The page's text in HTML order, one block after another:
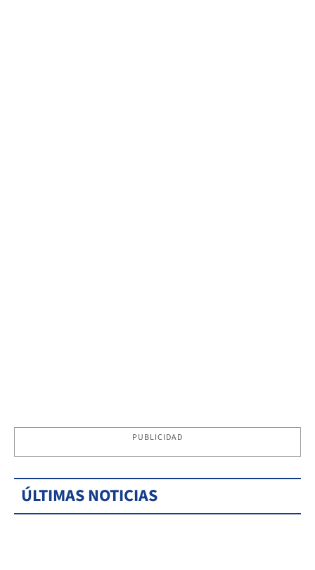
PUBLICIDAD
ÚLTIMAS NOTICIAS